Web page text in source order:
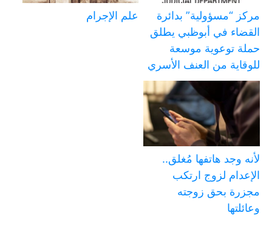
مركز “مسؤولية” بدائرة
القضاء في أبوظبي يطلق
حملة توعوية موسعة
للوقاية من العنف الأسري
علم الإجرام
لأنه وجد هاتفها مُغلق..
الإعدام لزوج ارتكب
مجزرة بحق زوجته
وعائلتها